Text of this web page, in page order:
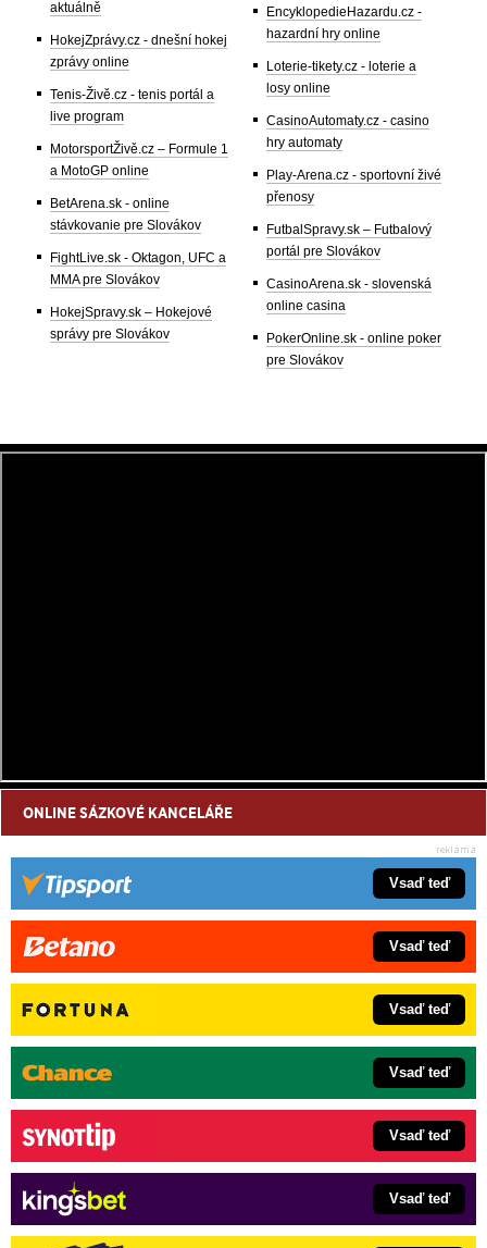
aktuálně
HokejZprávy.cz - dnešní hokej
zprávy online
Tenis-Živě.cz - tenis portál a
live program
MotorsportŽivě.cz – Formule 1
a MotoGP online
BetArena.sk - online
stávkovanie pre Slovákov
FightLive.sk - Oktagon, UFC a
MMA pre Slovákov
HokejSpravy.sk – Hokejové
správy pre Slovákov
EncyklopedieHazardu.cz -
hazardní hry online
Loterie-tikety.cz - loterie a
losy online
CasinoAutomaty.cz - casino
hry automaty
Play-Arena.cz - sportovní živé
přenosy
FutbalSpravy.sk – Futbalový
portál pre Slovákov
CasinoArena.sk - slovenská
online casina
PokerOnline.sk - online poker
pre Slovákov
ONLINE SÁZKOVÉ KANCELÁŘE
Vsaď teď
Vsaď teď
Vsaď teď
Vsaď teď
Vsaď teď
Vsaď teď